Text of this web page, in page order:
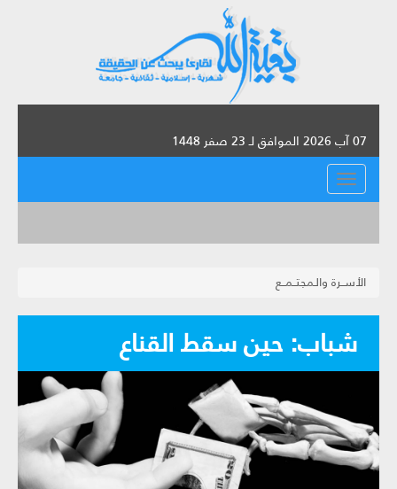
07 آب 2026 الموافق لـ 23 صفر 1448
القائمة
الأســرة والـمجتــمــع
شباب: حين سقط القناع